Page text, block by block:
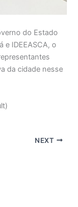
do Estado
e IDEEASCA, o
da cidade nesse
NEXT